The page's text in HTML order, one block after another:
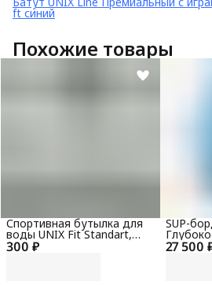
ft синий
Похожие товары
300 ₽
Спортивная бутылка для
воды UNIX Fit Standart,
600 мл, черный 27 500
SUP-
(320 см)